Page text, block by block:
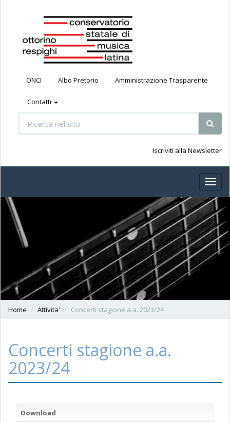
ONCI Albo Pretorio Amministrazione Trasparente
Contatti
Iscriviti alla Newsletter
Toggle
Home Attivita' Concerti stagione a.a. 2023/24
Concerti stagione a.a.
2023/24
Download